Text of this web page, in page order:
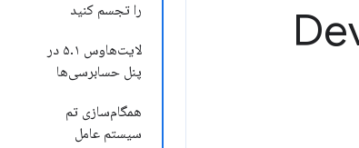
را تجسم کنید
لایت‌هاوس ۵.۱ در
پنل حسابرسی‌ها
همگام‌سازی تم
سیستم عامل